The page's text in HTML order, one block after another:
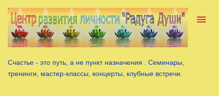
К основному контенту
Счастье - это путь, а не пункт назначения . Семинары,
тренинги, мастер-классы, концерты, клубные встречи.